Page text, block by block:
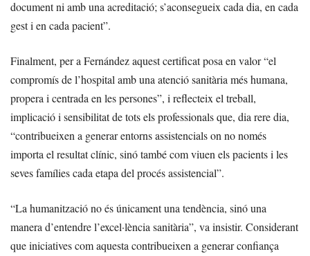
document ni amb una acreditació; s’aconsegueix cada dia, en cada
gest i en cada pacient”.
Finalment, per a Fernández aquest certificat posa en valor “el
compromís de l’hospital amb una atenció sanitària més humana,
propera i centrada en les persones”, i reflecteix el treball,
implicació i sensibilitat de tots els professionals que, dia rere dia,
“contribueixen a generar entorns assistencials on no només
importa el resultat clínic, sinó també com viuen els pacients i les
seves famílies cada etapa del procés assistencial”.
“La humanització no és únicament una tendència, sinó una
manera d’entendre l’excel·lència sanitària”, va insistir. Considerant
que iniciatives com aquesta contribueixen a generar confiança